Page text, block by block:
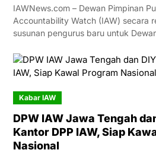
IAWNews.com – Dewan Pimpinan
Accountability Watch (IAW) secara
susunan pengurus baru untuk
Kabar IAW
DPW IAW Jawa Tengah
Kantor DPP IAW, Siap
Nasional